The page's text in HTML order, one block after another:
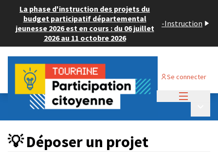
La phase d'instruction des projets du
budget participatif départemental
jeunesse 2026 est en cours : du 06 juillet
2026 au 11 octobre 2026
-Instruction
Se connecter
Budget Participatif ADULTE 2024
💡 Déposer un projet
💡 Déposer un projet